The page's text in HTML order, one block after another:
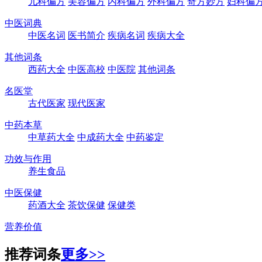
中医词典
中医名词 医书简介 疾病名词 疾病大全
其他词条
西药大全 中医高校 中医院 其他词条
名医堂
古代医家 现代医家
中药本草
中草药大全 中成药大全 中药鉴定
功效与作用
养生食品
中医保健
药酒大全 茶饮保健 保健类
营养价值
推荐词条更多>>